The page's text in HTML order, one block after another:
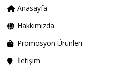
Anasayfa
Hakkımızda
Promosyon Ürünleri
İletişim